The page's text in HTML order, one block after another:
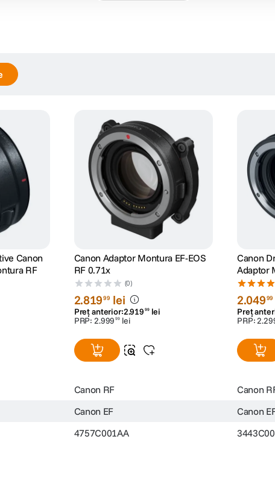
Canon
RF
Canon Adaptor Montura EF-EOS
RF 0.71x
(0)
2.81999 lei
Preț anterior:2.919 99 lei
PRP: 2.999 99 lei
Canon
Adaptor
Filtru ND
2.04999
Preț
PRP:2.
Canon RF Canon
Canon EF Canon
4757C001AA